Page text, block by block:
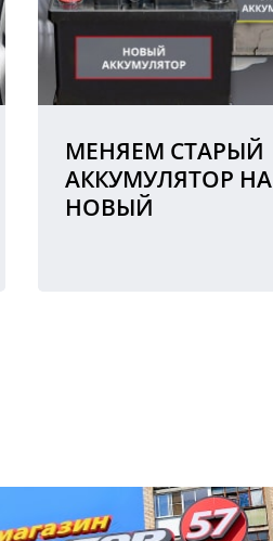
МЕНЯЕМ СТАРЫЙ
АККУМУЛЯТОР НА
НОВЫЙ